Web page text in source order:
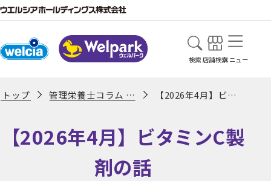
検索 店舗検索メニュー
トップ 管理栄養士コラム 一覧ページ 【2026年4月】ビタミンC製剤の話
【2026年4月】ビタミンC製
剤の話